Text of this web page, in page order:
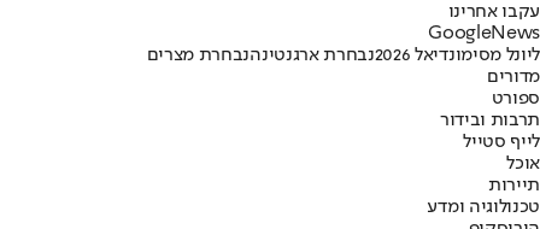
עקבו אחרינו
Googl eNews
ליונל מסימונדיאל 2026 נבחרת ארגנטינהנבחרת מצרים
מדורים
ספורט
תרבות ובידור
לייף סטייל
אוכל
תיירות
טכנולוגיה ומדע